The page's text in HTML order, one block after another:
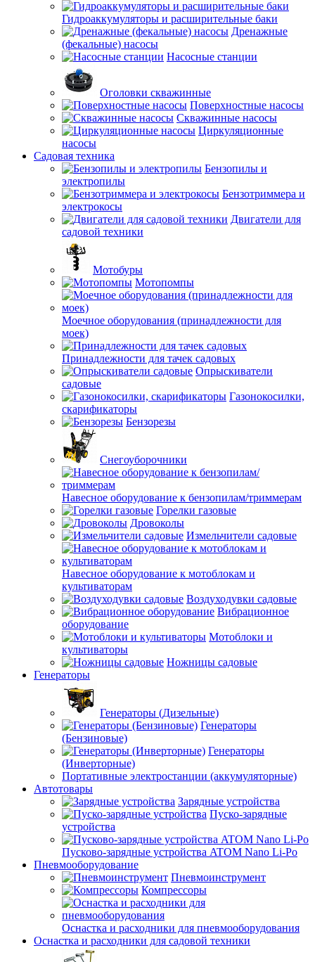
Гидроаккумуляторы и расширительные баки
Дренажные
(фекальные) насосы
Насосные станции
Оголовки скважинные
Поверхностные насосы
Скважинные насосы
Циркуляционные
насосы
Садовая техника
Бензопилы и
электропилы
Бензотриммера и
электрокосы
Двигатели для
садовой техники
Мотобуры
Мотопомпы
Моечное оборудования (принадлежности для
моек)
Принадлежности для тачек садовых
Опрыскиватели
садовые
Газонокосилки,
скарификаторы
Бензорезы
Снегоуборочники
Навесное оборудование к бензопилам/триммерам
Горелки газовые
Дровоколы
Измельчители садовые
Навесное оборудование к мотоблокам и
культиваторам
Воздуходувки садовые
Вибрационное
оборудование
Мотоблоки и
культиваторы
Ножницы садовые
Генераторы
Генераторы (Дизельные)
Генераторы
(Бензиновые)
Генераторы
(Инверторные)
Портативные электростанции (аккумуляторные)
Автотовары
Зарядные устройства
Пуско-зарядные
устройства
Пусково-зарядные устройства ATOM Nano Li-Po
Пневмооборудование
Пневмоинструмент
Компрессоры
Оснастка и расходники для пневмооборудования
Оснастка и расходники для садовой техники